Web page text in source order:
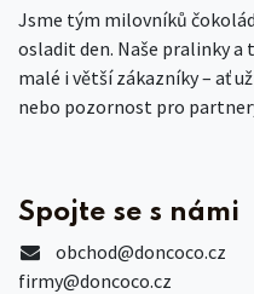
Jsme tým milovníků
osladit den. Naše pralinky
malé i větší zákazníky – ať
nebo pozornost pro
Spojte se s námi
obchod@doncoco.cz
firmy@doncoco.cz